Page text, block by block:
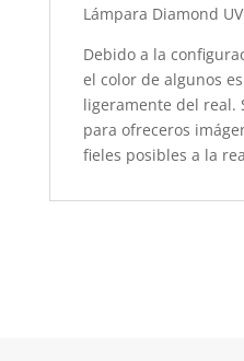
Lámpara Diamond
Debido a la
el color de algunos
ligeramente del real.
para ofreceros
fieles posibles a la